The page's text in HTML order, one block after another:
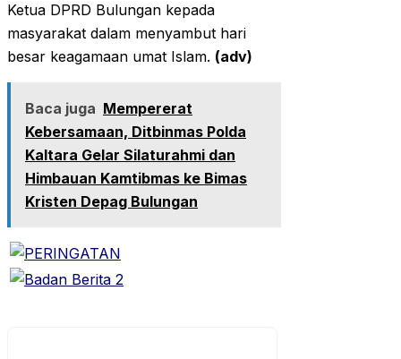
Ketua DPRD Bulungan kepada
masyarakat dalam menyambut hari
besar keagamaan umat Islam. (adv)
Baca juga Mempererat
Kebersamaan, Ditbinmas Polda
Kaltara Gelar Silaturahmi dan
Himbauan Kamtibmas ke Bimas
Kristen Depag Bulungan